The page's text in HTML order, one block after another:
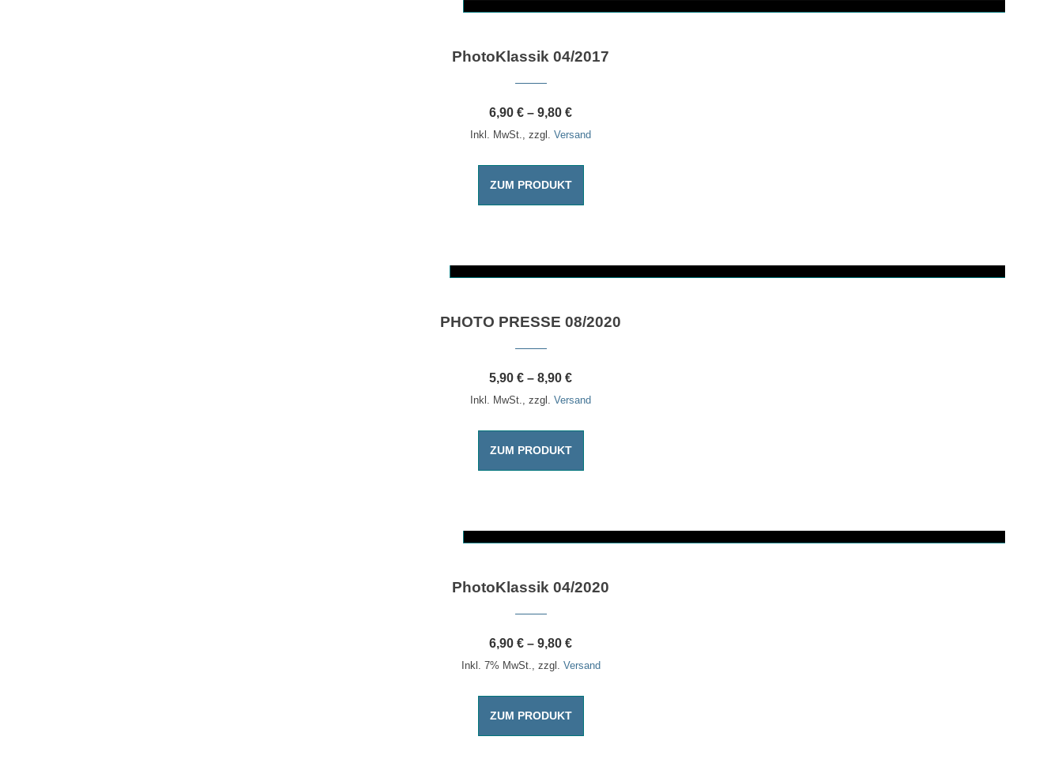
PhotoKlassik 04/2017
6,90€ –9,80€
Inkl. MwSt., zzgl.Versand
ZUM PRODUKT
Dieses Produkt weist mehrere Varianten auf. Die Optionen können auf der Produktseite gewählt werden
PHOTO PRESSE 08/2020
5,90€ –8,90€
Inkl. MwSt., zzgl.Versand
ZUM PRODUKT
Dieses Produkt weist mehrere Varianten auf. Die Optionen können auf der Produktseite gewählt werden
PhotoKlassik 04/2020
6,90€ –9,80€
Inkl. 7% MwSt., zzgl. Versand
ZUM PRODUKT